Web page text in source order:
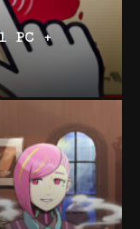
PC +